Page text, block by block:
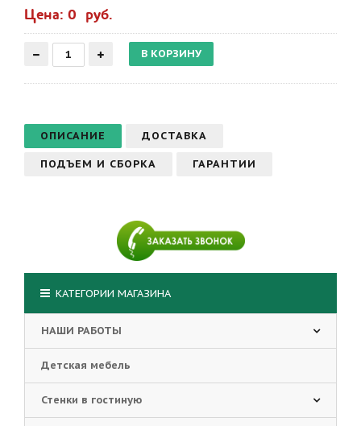
Цена: 0 руб.
ОПИСАНИЕ ДОСТАВКА
ПОДЪЕМ И СБОРКА ГАРАНТИИ
КАТЕГОРИИ МАГАЗИНА
НАШИ РАБОТЫ
Детская мебель
Стенки в гостиную